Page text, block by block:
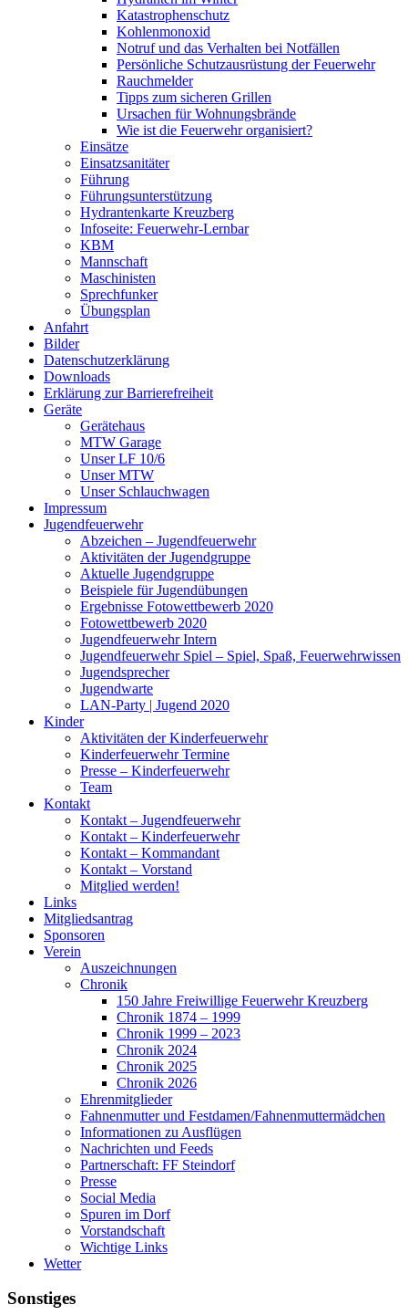
Katastrophenschutz
Kohlenmonoxid
Notruf und das Verhalten bei Notfällen
Persönliche Schutzausrüstung der Feuerwehr
Rauchmelder
Tipps zum sicheren Grillen
Ursachen für Wohnungsbrände
Wie ist die Feuerwehr organisiert?
Einsätze
Einsatzsanitäter
Führung
Führungsunterstützung
Hydrantenkarte Kreuzberg
Infoseite: Feuerwehr-Lernbar
KBM
Mannschaft
Maschinisten
Sprechfunker
Übungsplan
Anfahrt
Bilder
Datenschutzerklärung
Downloads
Erklärung zur Barriere­frei­heit
Geräte
Gerätehaus
MTW Garage
Unser LF 10/6
Unser MTW
Unser Schlauchwagen
Impressum
Jugendfeuerwehr
Abzeichen – Jugendfeuerwehr
Aktivitäten der Jugendgruppe
Aktuelle Jugendgruppe
Beispiele für Jugendübungen
Ergebnisse Fotowettbewerb 2020
Fotowettbewerb 2020
Jugendfeuerwehr Intern
Jugendfeuerwehr Spiel – Spiel, Spaß, Feuerwehrwissen
Jugendsprecher
Jugendwarte
LAN-Party | Jugend 2020
Kinder
Aktivitäten der Kinderfeuerwehr
Kinderfeuerwehr Termine
Presse – Kinderfeuerwehr
Team
Kontakt
Kontakt – Jugendfeuerwehr
Kontakt – Kinderfeuerwehr
Kontakt – Kommandant
Kontakt – Vorstand
Mitglied werden!
Links
Mitgliedsantrag
Sponsoren
Verein
Auszeichnungen
Chronik
150 Jahre Freiwillige Feuerwehr Kreuzberg
Chronik 1874 – 1999
Chronik 1999 – 2023
Chronik 2024
Chronik 2025
Chronik 2026
Ehrenmitglieder
Fahnenmutter und Festdamen/Fahnenmuttermädchen
Informationen zu Ausflügen
Nachrichten und Feeds
Partnerschaft: FF Steindorf
Presse
Social Media
Spuren im Dorf
Vorstandschaft
Wichtige Links
Wetter
Sonstiges